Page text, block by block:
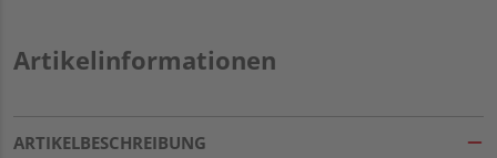
Artikelinformationen
ARTIKELBESCHREIBUNG